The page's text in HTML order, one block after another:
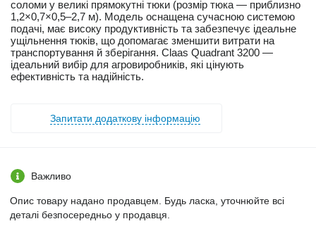
соломи у великі прямокутні тюки (розмір тюка — приблизно
1,2×0,7×0,5–2,7 м). Модель оснащена сучасною системою
подачі, має високу продуктивність та забезпечує ідеальне
ущільнення тюків, що допомагає зменшити витрати на
транспортування й зберігання. Claas Quadrant 3200 —
ідеальний вибір для агровиробників, які цінують
ефективність та надійність.
Запитати додаткову інформацію
Важливо
Опис товару надано продавцем. Будь ласка, уточнюйте всі
деталі безпосередньо у продавця.